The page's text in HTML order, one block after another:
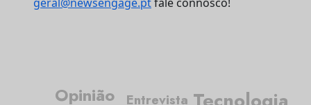
Entrevista
Opinião